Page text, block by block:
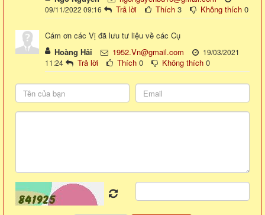
09/11/2022 09:16 Trả lời Thích 3 Không thích 0
Cám ơn các Vị đã lưu tư liệu về các Cụ
Hoàng Hải
1952.Vn@gmail.com
19/03/2021
11:24
Trả lời Thích 0 Không thích 0